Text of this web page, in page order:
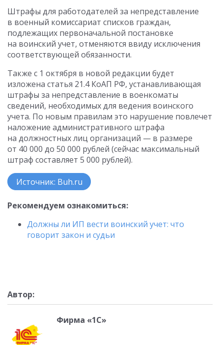
Штрафы для работодателей за непредставление
в военный комиссариат списков граждан,
подлежащих первоначальной постановке
на воинский учет, отменяются ввиду исключения
соответствующей обязанности.
Также с 1 октября в новой редакции будет
изложена статья 21.4 КоАП РФ, устанавливающая
штрафы за непредставление в военкоматы
сведений, необходимых для ведения воинского
учета. По новым правилам это нарушение повлечет
наложение административного штрафа
на должностных лиц организаций — в размере
от 40 000 до 50 000 рублей (сейчас максимальный
штраф составляет 5 000 рублей).
Источник: Buh.ru
Рекомендуем ознакомиться:
Должны ли ИП вести воинский учет: что
говорит закон и судьи
Автор:
Фирма «1С»